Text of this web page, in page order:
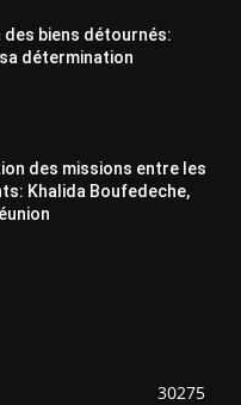
des biens détournés:
sa détermination
des missions entre les
Khalida Boufedeche,
30275